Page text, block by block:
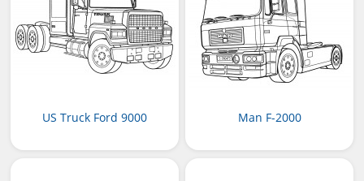
US Truck Ford 9000 Man F-2000